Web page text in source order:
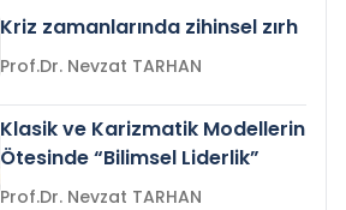
Kriz zamanlarında zihinsel zırh
Prof.Dr. Nevzat TARHAN
Klasik ve Karizmatik Modellerin
Ötesinde “Bilimsel Liderlik”
Prof.Dr. Nevzat TARHAN